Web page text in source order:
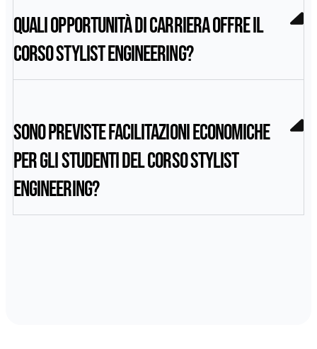
Quali opportunità di carriera offre il
corso Stylist Engineering?
Sono previste facilitazioni economiche
per gli studenti del corso Stylist
Engineering?